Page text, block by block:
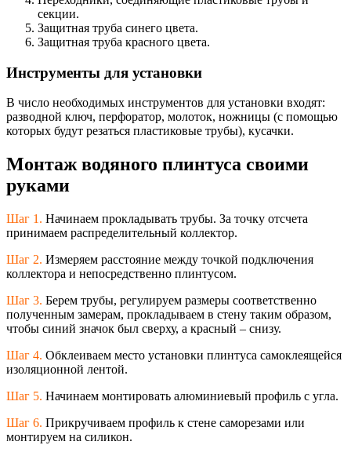
секции.
Защитная труба синего цвета.
Защитная труба красного цвета.
Инструменты для установки
В число необходимых инструментов для установки входят:
разводной ключ, перфоратор, молоток, ножницы (с помощью
которых будут резаться пластиковые трубы), кусачки.
Монтаж водяного плинтуса своими
руками
Шаг 1. Начинаем прокладывать трубы. За точку отсчета
принимаем распределительный коллектор.
Шаг 2. Измеряем расстояние между точкой подключения
коллектора и непосредственно плинтусом.
Шаг 3. Берем трубы, регулируем размеры соответственно
полученным замерам, прокладываем в стену таким образом,
чтобы синий значок был сверху, а красный – снизу.
Шаг 4. Обклеиваем место установки плинтуса самоклеящейся
изоляционной лентой.
Шаг 5. Начинаем монтировать алюминиевый профиль с угла.
Шаг 6. Прикручиваем профиль к стене саморезами или
монтируем на силикон.